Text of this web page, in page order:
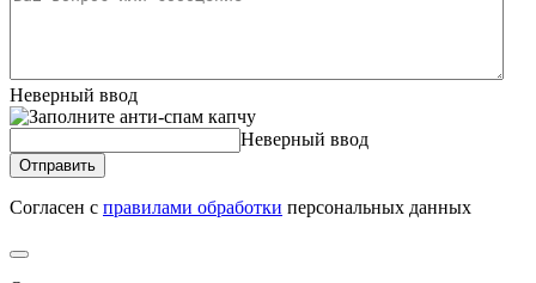
Неверный ввод
Неверный ввод
Отправить
Согласен с правилами обработки персональных данных